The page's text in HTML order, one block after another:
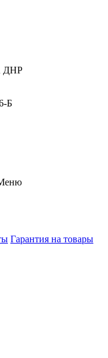
ДНР
Б
Гарантия на товары